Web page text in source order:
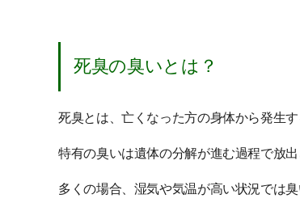
死臭の臭いとは？
死臭とは、亡くなった方の身体から発生す
特有の臭いは遺体の分解が進む過程で放
多くの場合、湿気や気温が高い状況では